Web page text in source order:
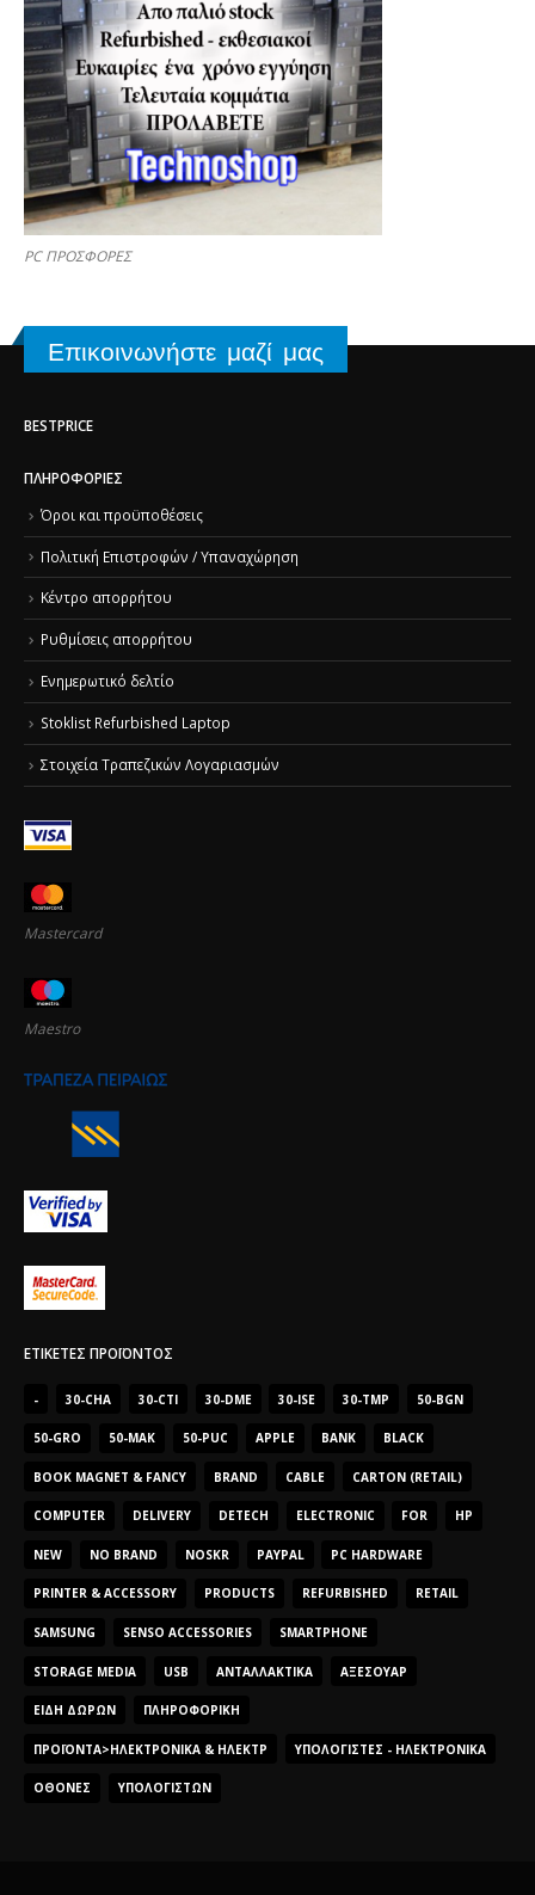
PC ΠΡΟΣΦΟΡΕΣ
Επικοινωνήστε μαζί μας
BESTPRICE
ΠΛΗΡΟΦΟΡΊΕΣ
Όροι και προϋποθέσεις
Πολιτική Επιστροφών / Υπαναχώρηση
Κέντρο απορρήτου
Ρυθμίσεις απορρήτου
Ενημερωτικό δελτίο
Stoklist Refurbished Laptop
Στοιχεία Τραπεζικών Λογαριασμών
Mastercard
Maestro
ΕΤΙΚΈΤΕΣ ΠΡΟΪΌΝΤΟΣ
- 30-CHA 30-CTI 30-DME 30-ISE 30-TMP 50-BGN
50-GRO 50-MAK 50-PUC APPLE BANK BLACK
BOOK MAGNET & FANCY BRAND CABLE CARTON (RETAIL)
COMPUTER DELIVERY DETECH ELECTRONIC FOR HP
NEW NO BRAND NOSKR PAYPAL PC HARDWARE
PRINTER & ACCESSORY PRODUCTS REFURBISHED RETAIL
SAMSUNG SENSO ACCESSORIES SMARTPHONE
STORAGE MEDIA USB ΑΝΤΑΛΛΑΚΤΙΚΆ ΑΞΕΣΟΥΆΡ
ΕΊΔΗ ΔΏΡΩΝ ΠΛΗΡΟΦΟΡΙΚΉ
ΠΡΟΪΌΝΤΑ>ΗΛΕΚΤΡΟΝΙΚΆ & ΗΛΕΚΤΡ ΥΠΟΛΟΓΙΣΤΈΣ - ΗΛΕΚΤΡΟΝΙΚΆ
ΟΘΌΝΕΣ ΥΠΟΛΟΓΙΣΤΏΝ